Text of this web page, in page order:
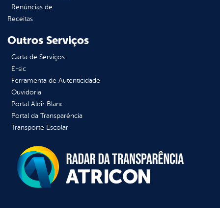
Renúncias de
Receitas
Outros Serviços
Carta de Serviços
E-sic
Ferramenta de Autenticidade
Ouvidoria
Portal Aldir Blanc
Portal da Transparência
Transporte Escolar